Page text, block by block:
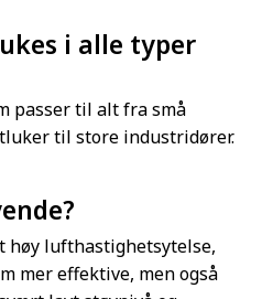
i alle typer
passer til alt fra små
til store industridører.
lufthastighetsytelse,
mer effektive, men også